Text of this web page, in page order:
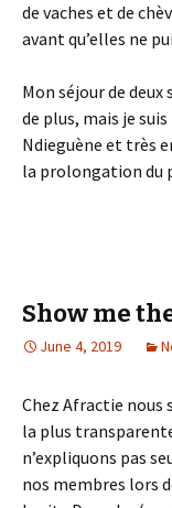
de vaches et de
avant qu’elles ne
Mon séjour de
de plus, mais je
Ndieguène et très
la prolongation du
Show me
June 4, 2019
Chez Afractie nous
la plus
n’expliquons pas
nos membres lors